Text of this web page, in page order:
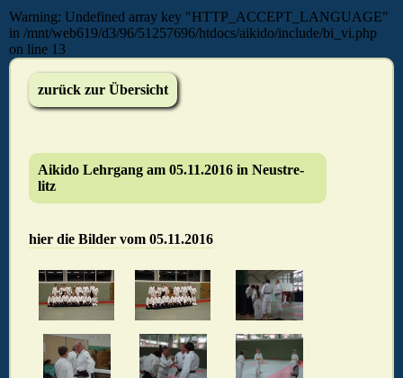
Warning: Undefined array key "HTTP_ACCEPT_LANGUAGE"
in /mnt/web619/d3/96/51257696/htdocs/aikido/include/bi_vi.php
on line 13
zurück zur Übersicht
Ai­ki­do Lehr­gang am 05.11.2016 in Neu­stre­
litz
hier die Bilder vom 05.11.2016